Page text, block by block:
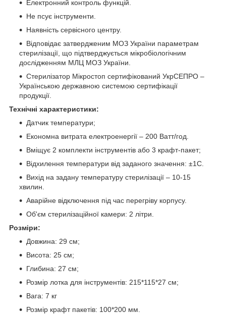
Електронний контроль функцій.
Не псує інструменти.
Наявність сервісного центру.
Відповідає затвердженим МОЗ України параметрам
стерилізації, що підтверджується мікробіологічним
дослідженням МЛЦ МОЗ України.
Стерилізатор Мікростоп сертифікований УкрСЕПРО –
Українською державною системою сертифікації
продукції.
Технічні характеристики:
Датчик температури;
Економна витрата електроенергії – 200 Ватт/год.
Вміщує 2 комплекти інструментів або 3 крафт-пакет;
Відхилення температури від заданого значення: ±1С.
Вихід на задану температуру стерилізації – 10-15
хвилин.
Аварійне відключення під час перегріву корпусу.
Об'єм стерилізаційної камери: 2 літри.
Розміри:
Довжина: 29 см;
Висота: 25 см;
Глибина: 27 см;
Розмір лотка для інструментів: 215*115*27 см;
Вага: 7 кг
Розмір крафт пакетів: 100*200 мм.